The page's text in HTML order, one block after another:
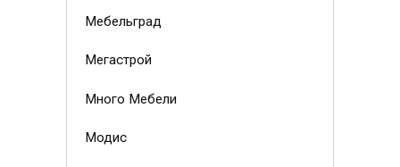
Мебельград
Мегастрой
Много Мебели
Модис